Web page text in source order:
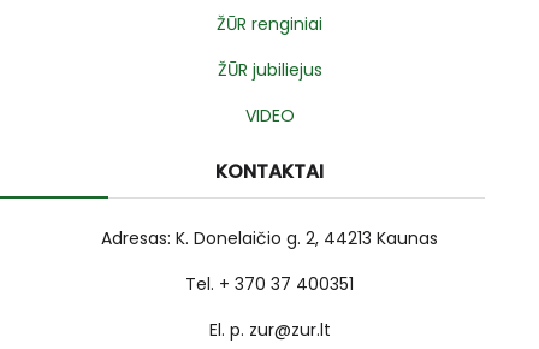
ŽŪR renginiai
ŽŪR jubiliejus
VIDEO
KONTAKTAI
Adresas: K. Donelaičio g. 2, 44213 Kaunas
Tel. + 370 37 400351
El. p. zur@zur.lt